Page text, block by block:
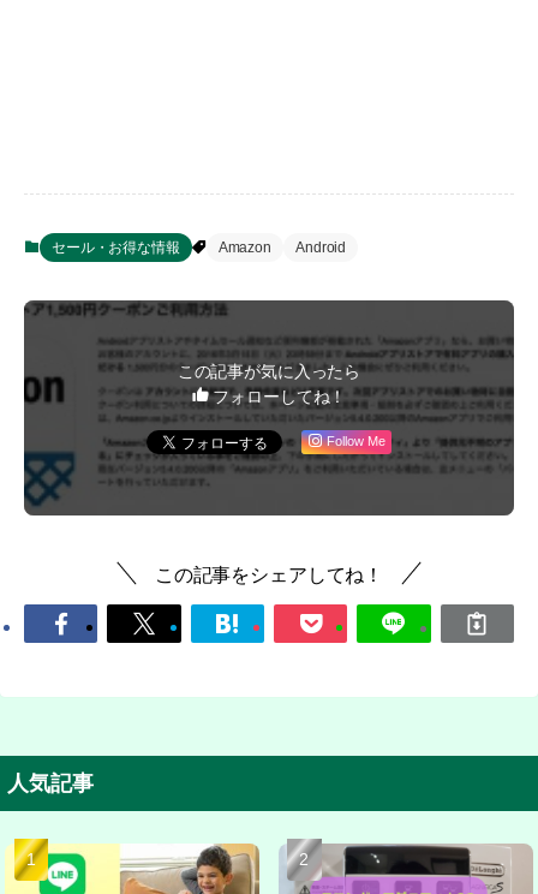
セール・お得な情報 Amazon Android
この記事が気に入ったら
フォローしてね！
Follow Me
この記事をシェアしてね！
人気記事